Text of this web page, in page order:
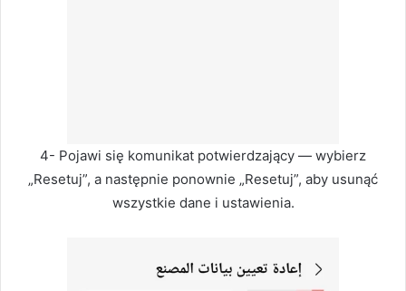
4- Pojawi się komunikat potwierdzający — wybierz
„Resetuj”, a następnie ponownie „Resetuj”, aby usunąć
wszystkie dane i ustawienia.